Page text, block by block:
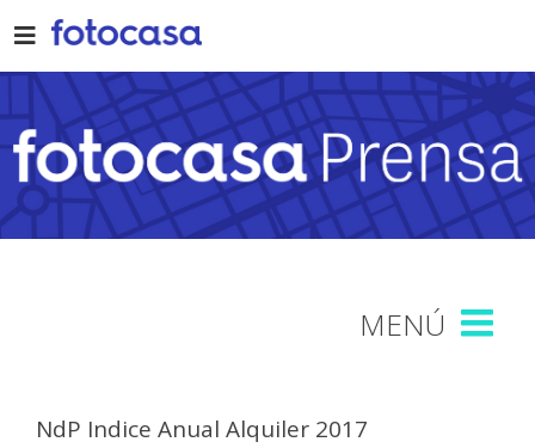
to
content
NdP Indice Anual Alquiler 2017